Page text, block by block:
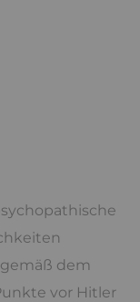
dem
vor Hitler